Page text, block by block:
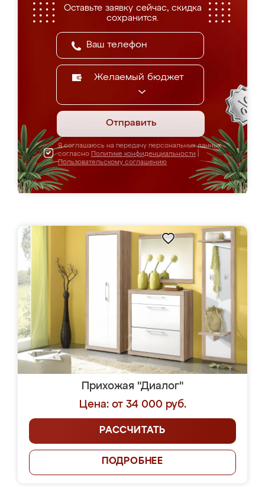
Оставьте заявку сейчас, скидка
сохранится.
Желаемый бюджет
Отправить
Я соглашаюсь на передачу персональных данных
согласно Политике конфиденциальности
Пользовательскому соглашению
Прихожая "Диалог"
Цена: от 34 000 руб.
РАССЧИТАТЬ
ПОДРОБНЕЕ